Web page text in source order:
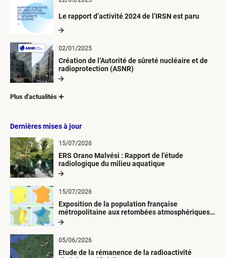
Le rapport d’activité 2024 de l’IRSN est paru
Création de l’Autorité de sûreté nucléaire et de
radioprotection (ASNR)
02/01/2025
Plus d'actualités
Dernières mises à jour
ERS Orano Malvési : Rapport de l'étude
radiologique du milieu aquatique
15/07/2026
Exposition de la population française
métropolitaine aux retombées atmosphériques
radioactives depuis 1945
15/07/2026
Etude de la rémanence de la radioactivité
05/06/2026